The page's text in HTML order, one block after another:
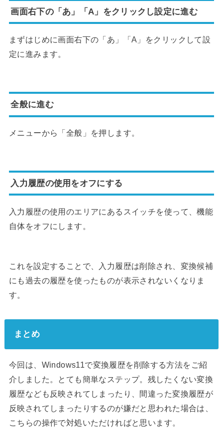
画面右下の「あ」「A」をクリックし設定に進む
まずはじめに画面右下の「あ」「A」をクリックして設
定に進みます。
全般に進む
メニューから「全般」を押します。
入力履歴の使用をオフにする
入力履歴の使用のエリアにあるスイッチを使って、機能
自体をオフにします。
これを設定することで、入力履歴は削除され、変換候補
にも過去の履歴を使ったものが表示されないくなりま
す。
まとめ
今回は、Windows11で変換履歴を削除する方法をご紹
介しました。とても簡単なステップ。残したくない変換
履歴なども反映されてしまったり、間違った変換履歴が
反映されてしまったりするのが嫌だと思われた場合は、
こちらの操作で対処いただければと思います。